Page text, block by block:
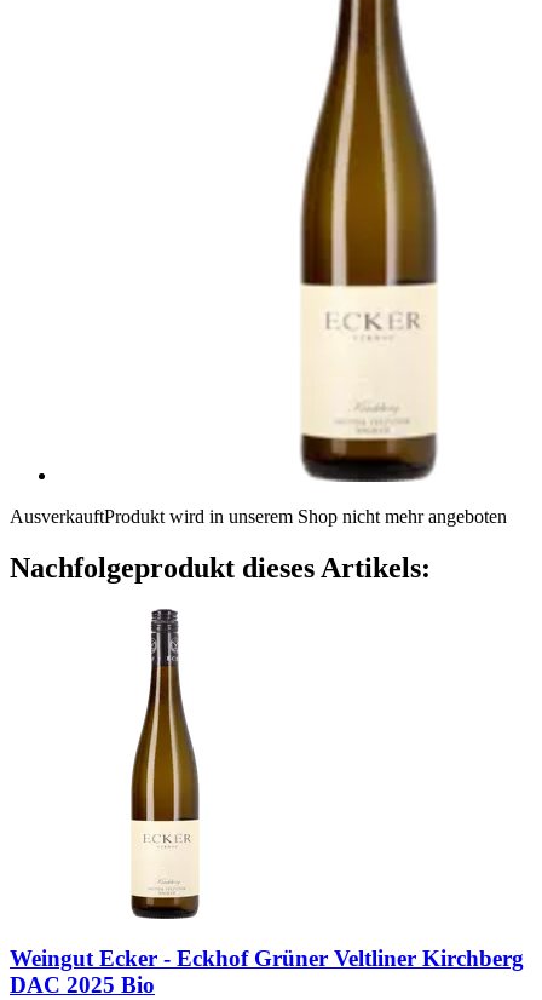
AusverkauftProdukt wird in unserem Shop nicht mehr angeboten
Nachfolgeprodukt dieses Artikels:
Weingut Ecker - EckhofGrüner Veltliner Kirchberg
DAC 2025 Bio